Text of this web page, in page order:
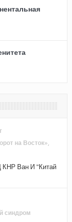
на Восток»,
КНР Ван И "Китай
синдром